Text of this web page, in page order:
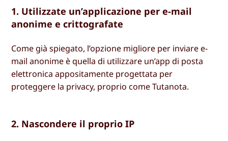
1. Utilizzate un’applicazione per e-mail
anonime e crittografate
Come già spiegato, l’opzione migliore per inviare e-
mail anonime è quella di utilizzare un’app di posta
elettronica appositamente progettata per
proteggere la privacy, proprio come Tutanota.
2. Nascondere il proprio IP